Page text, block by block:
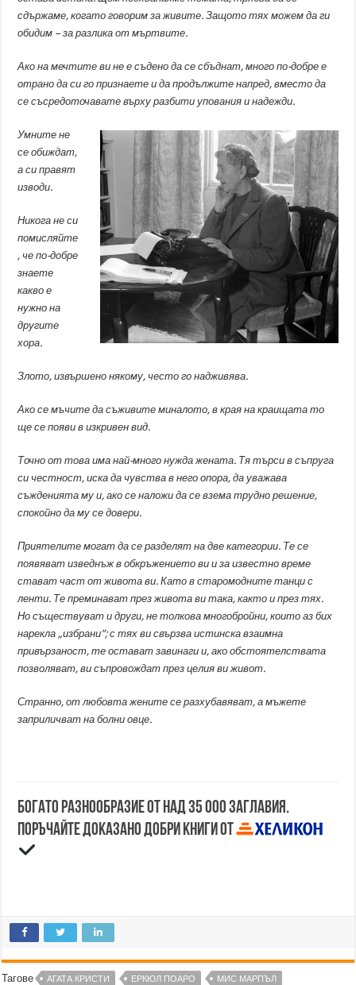
сдържаме, когато говорим за живите. Защото тях можем да ги
обидим – за разлика от мъртвите.
Ако на мечтите ви не е съдено да се сбъднат, много по-добре е
отрано да си го признаете и да продължите напред, вместо да
се съсредоточавате върху разбити упования и надежди.
Умните не
се обиждат,
а си правят
изводи.
Никога не си
помисляйте
, че по-добре
знаете
какво е
нужно на
другите
хора.
Злото, извършено някому, често го надживява.
Ако се мъчите да съживите миналото, в края на краищата то
ще се появи в изкривен вид.
Точно от това има най-много нужда жената. Тя търси в съпруга
си честност, иска да чувства в него опора, да уважава
съжденията му и, ако се наложи да се взема трудно решение,
спокойно да му се довери.
Приятелите могат да се разделят на две категории. Те се
появяват изведнъж в обкръжението ви и за известно време
стават част от живота ви. Като в старомодните танци с
ленти. Те преминават през живота ви така, както и през тях.
Но съществуват и други, не толкова многобройни, които аз бих
нарекла „избрани”; с тях ви свързва истинска взаимна
привързаност, те остават завинаги и, ако обстоятелствата
позволяват, ви съпровождат през целия ви живот.
Странно, от любовта жените се разхубавяват, а мъжете
заприличват на болни овце.
Богато разнообразие от над 35 000 заглавия.
Поръчайте доказано добри книги от
Тагове АГАТА КРИСТИ ЕРКЮЛ ПОАРО МИС МАРПЪЛ